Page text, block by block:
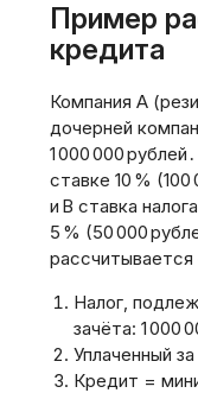
Пример
кредита
Компания А
дочерней
1 000 000
ставке 10 %
и B ставка
5 % (50 000
Налог‚
зачёта: 1 000
Уплаченный за
Кредит =